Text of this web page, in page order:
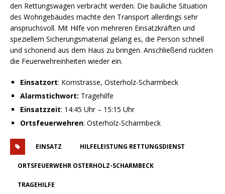
den Rettungswagen verbracht werden. Die bauliche Situation
des Wohngebäudes machte den Transport allerdings sehr
anspruchsvoll. Mit Hilfe von mehreren Einsatzkräften und
speziellem Sicherungsmaterial gelang es, die Person schnell
und schonend aus dem Haus zu bringen. Anschließend rückten
die Feuerwehreinheiten wieder ein.
Einsatzort: Kornstrasse, Osterholz-Scharmbeck
Alarmstichwort: Tragehilfe
Einsatzzeit: 14:45 Uhr – 15:15 Uhr
Ortsfeuerwehren: Osterholz-Scharmbeck
EINSATZ HILFELEISTUNG RETTUNGSDIENST
ORTSFEUERWEHR OSTERHOLZ-SCHARMBECK
TRAGEHILFE